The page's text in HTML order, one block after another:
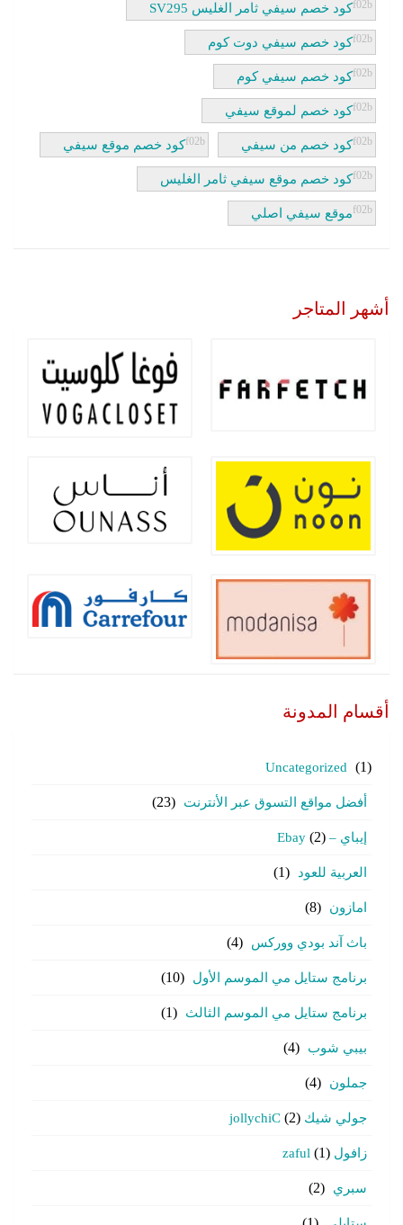
كود خصم سيفي ثامر الغليس SV295
كود خصم سيفي دوت كوم
كود خصم سيفي كوم
كود خصم لموقع سيفي
كود خصم من سيفي كود خصم موقع سيفي
كود خصم موقع سيفي ثامر الغليس
موقع سيفي اصلي
أشهر المتاجر
أقسام المدونة
Uncategorized (1)
أفضل مواقع التسوق عبر الأنترنت (23)
إيباي – Ebay (2)
العربية للعود (1)
امازون (8)
باث آند بودي ووركس (4)
برنامج ستايل مي الموسم الأول (10)
برنامج ستايل مي الموسم الثالث (1)
بيبي شوب (4)
جملون (4)
جولي شيك jollychiC (2)
زافول zaful (1)
سبري (2)